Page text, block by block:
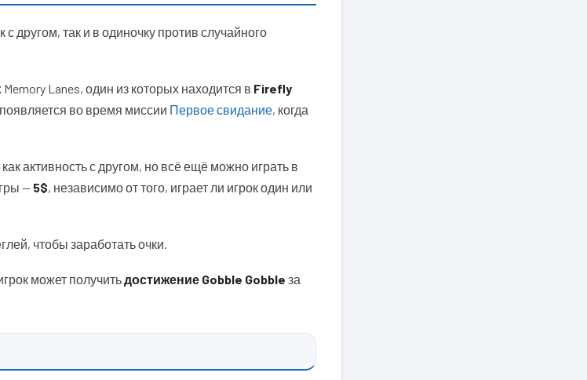
другом, так и в одиночку против случайного
Lanes, один из которых находится в Firefly
во время миссии Первое свидание, когда
активность с другом, но всё ещё можно играть в
— 5$, независимо от того, играет ли игрок один или
чтобы заработать очки.
может получитьдостижение Gobble Gobble за